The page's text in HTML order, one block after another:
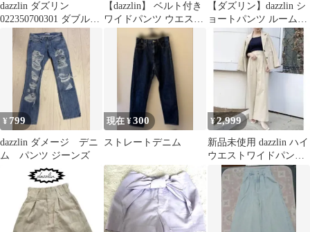
dazzlin ダズリン
022350700301 ダブルハ
イウエスト ワイド パン
ツ sizeS/オフホワイト
■■レディース
【dazzlin】 ベルト付き
ワイドパンツ ウエスト
ゴム 杢ベージュ Sサイ
【ダズリン】dazzlin シ
ョートパンツ ルームウ
ェア 花柄 ピンク
¥ 799
dazzlin ダメージ デニ
ム パンツ ジーンズ
現在 ¥300
ストレートデニム
¥2,999
新品未使用 dazzlin ハイ
ウエストワイドパンツ
ベージュ S